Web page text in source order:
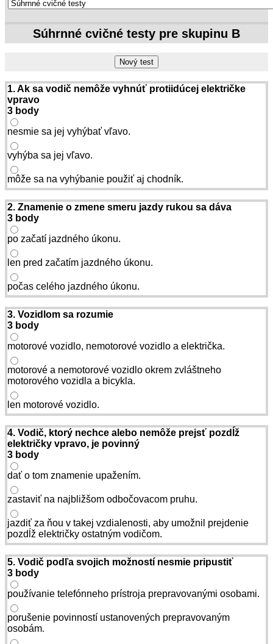
Súhrnné cvičné testy pre skupinu B
1. Ak sa vodič nemôže vyhnúť protiidúcej električke
vpravo
3 body
nesmie sa jej vyhýbať vľavo.
vyhýba sa jej vľavo.
môže sa na vyhýbanie použiť aj chodník.
2. Znamenie o zmene smeru jazdy rukou sa dáva
3 body
po začatí jazdného úkonu.
len pred začatím jazdného úkonu.
počas celého jazdného úkonu.
3. Vozidlom sa rozumie
3 body
motorové vozidlo, nemotorové vozidlo a električka.
motorové a nemotorové vozidlo okrem zvláštneho
motorového vozidla a bicykla.
len motorové vozidlo.
4. Vodič, ktorý nechce alebo nemôže prejsť pozdĺž
električky vpravo, je povinný
3 body
dať o tom znamenie upažením.
zastaviť na najbližšom odbočovacom pruhu.
jazdiť za ňou v takej vzdialenosti, aby umožnil prejdenie
pozdĺž električky ostatným vodičom.
5. Vodič podľa svojich možností nesmie pripustiť
3 body
používanie telefónneho prístroja prepravovanými osobami.
porušenie povinností ustanovených prepravovaným
osobám.